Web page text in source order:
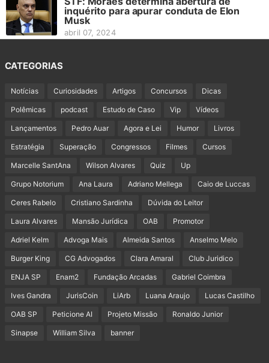
inquérito para apurar conduta de Elon
Musk
abril 07, 2024
CATEGORIAS
Notícias Curiosidades Artigos Concursos Dicas
Polêmicas podcast Estudo de Caso Vip Vídeos
Lançamentos Pedro Auar Agora e Lei Humor Livros
Estratégia Superação Congressos Filmes Cursos
Marcelle SantAna Wilson Alvares Quiz Up
Grupo Notorium Ana Laura Adriano Mellega Caio de Luccas
Ceres Rabelo Cristiano Sardinha Dúvida do Leitor
Laura Alvares Mansão Jurídica OAB Promotor
Adriel Kelm Advoga Mais Almeida Santos Anselmo Melo
Burger King CG Advogados Clara Amaral Club Juridico
ENJA SP Enam2 Fundação Arcadas Gabriel Coimbra
Ives Gandra JurisCoin LiArb Luana Araujo Lucas Castilho
OAB SP Peticione AI Projeto Missão Ronaldo Junior
Sinapse William Silva banner